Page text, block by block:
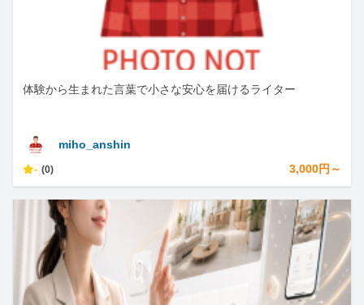
体験から生まれた言葉で小さな安心を届けるライター
miho_anshin
- (0) 3,000円～